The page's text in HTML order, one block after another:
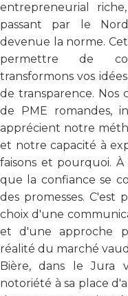
entrepreneurial
passant par le
devenue la norme.
permettre de
transformons vos
de transparence. Nos
de PME romandes,
apprécient notre
et notre capacité à
faisons et pourquoi. À
que la confiance se
des promesses. C'est
choix d'une
et d'une approche
réalité du marché
Bière, dans le Jura
notoriété à sa place